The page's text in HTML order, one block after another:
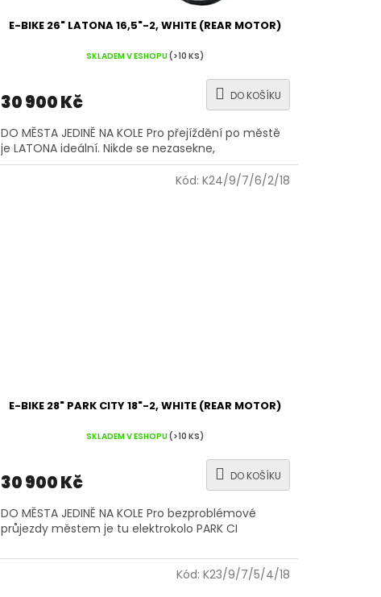
E-BIKE 26" LATONA 16,5"-2, WHITE (REAR MOTOR)
SKLADEM V ESHOPU(>10 KS)
30 900 Kč DO KOŠÍKU
DO MĚSTA JEDINĚ NA KOLE Pro přejíždění po městě
je LATONA ideální. Nikde se nezasekne,
E-BIKE 28" PARK CITY 18"-2, WHITE (REAR MOTOR)
SKLADEM V ESHOPU(>10 KS)
30 900 Kč DO KOŠÍKU
DO MĚSTA JEDINĚ NA KOLE Pro bezproblémové
průjezdy městem je tu elektrokolo PARK CI
Kód: K24/9/7/6/2/18
Kód: K23/9/7/5/4/18